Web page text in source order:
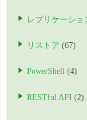
レプリケーショ
リストア (67)
PowerShell (4)
RESTful API (2)